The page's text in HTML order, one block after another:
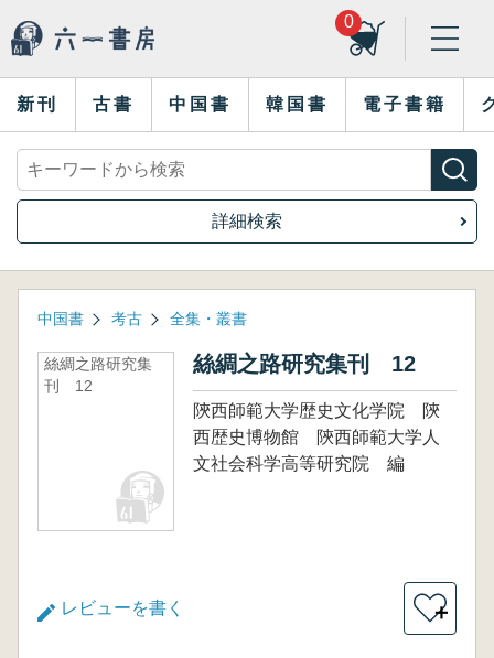
0
新刊 古書 中国書 韓国書 電子書籍
詳細検索
中国書 考古 全集・叢書
絲綢之路研究集
刊 12
絲綢之路研究集刊 12
陝西師範大学歴史文化学院 陝
西歴史博物館 陝西師範大学人
文社会科学高等研究院 編
レビューを書く ＋